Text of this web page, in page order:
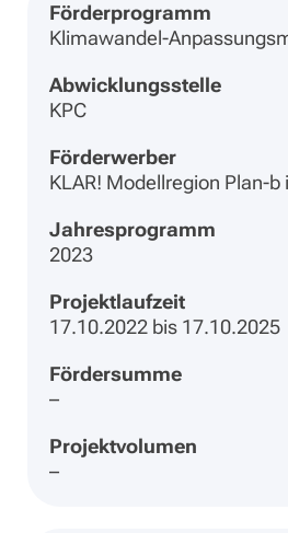
Förderprogramm
Klimawandel-
Abwicklungsstelle
KPC
Förderwerber
KLAR! Modellregion Plan-
Jahresprogramm
2023
Projektlaufzeit
17.10.2022 bis 17.10.2025
Fördersumme
–
Projektvolumen
–